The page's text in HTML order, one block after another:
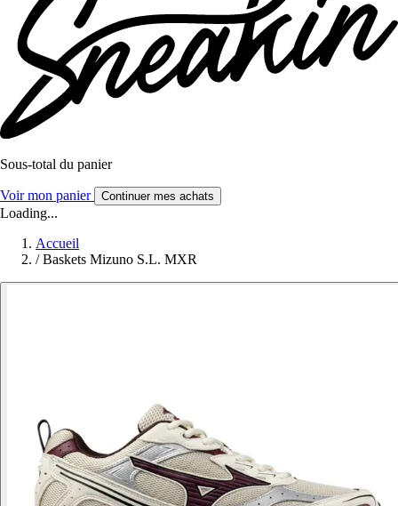
Sous-total du panier
Voir mon panier Continuer mes achats
Loading...
Accueil
/ Baskets Mizuno S.L. MXR